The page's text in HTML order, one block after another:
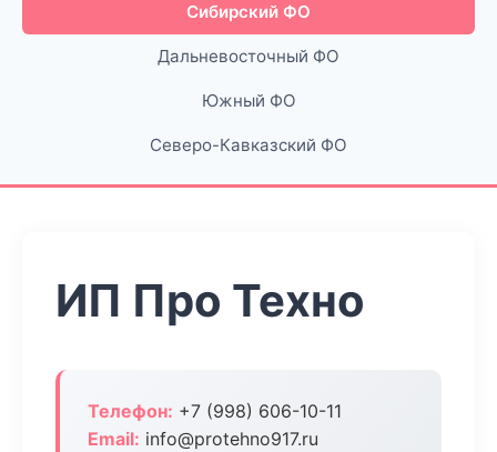
Сибирский ФО
Дальневосточный ФО
Южный ФО
Северо-Кавказский ФО
ИП Про Техно
Телефон: +7 (998) 606-10-11
Email: info@protehno917.ru